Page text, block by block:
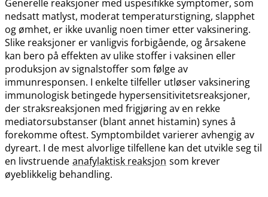
Generelle reaksjoner med uspesifikke symptomer, som
nedsatt matlyst, moderat temperaturstigning, slapphet
og ømhet, er ikke uvanlig noen timer etter vaksinering.
Slike reaksjoner er vanligvis forbigående, og årsakene
kan bero på effekten av ulike stoffer i vaksinen eller
produksjon av signalstoffer som følge av
immunresponsen. I enkelte tilfeller utløser vaksinering
immunologisk betingede hypersensitivitetsreaksjoner,
der straksreaksjonen med frigjøring av en rekke
mediatorsubstanser (blant annet histamin) synes å
forekomme oftest. Symptombildet varierer avhengig av
dyreart. I de mest alvorlige tilfellene kan det utvikle seg til
en livstruende anafylaktisk reaksjon som krever
øyeblikkelig behandling.